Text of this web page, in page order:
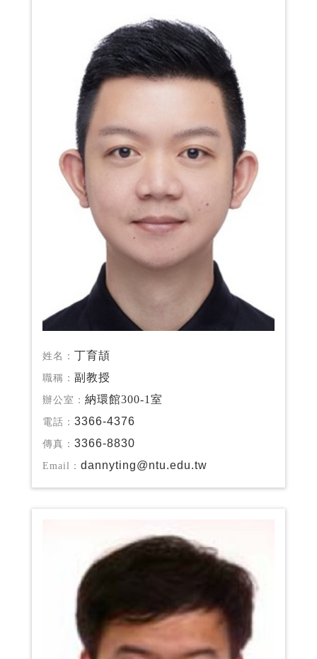
姓名： 丁育頡
職稱： 副教授
辦公室： 納環館300-1室
電話： 3366-4376
傳真： 3366-8830
Email： dannyting@ntu.edu.tw